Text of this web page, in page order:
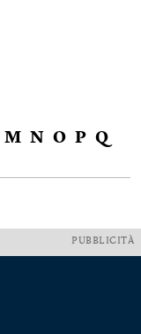
M N O P Q
PUBBLICITÀ